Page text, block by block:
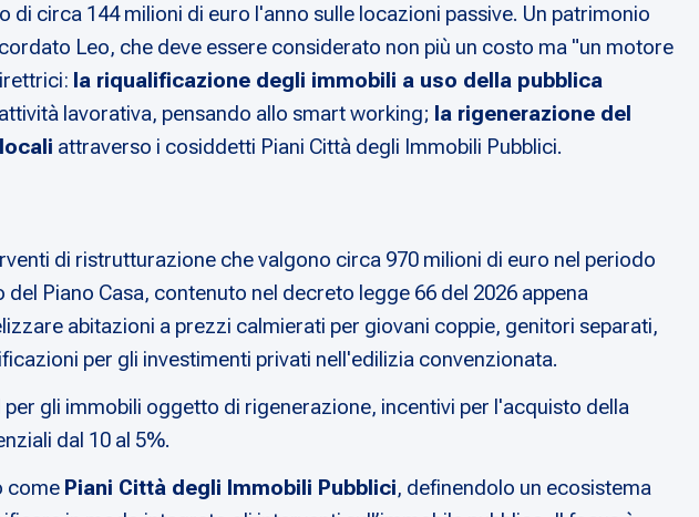
circa 144 milioni di euro l'anno sulle locazioni passive. Un patrimonio
Leo, che deve essere considerato non più un costo ma "un motore
la riqualificazione degli immobili a uso della pubblica
lavorativa, pensando allo smart working; la rigenerazione del
attraverso i cosiddetti Piani Città degli Immobili Pubblici.
di ristrutturazione che valgono circa 970 milioni di euro nel periodo
del Piano Casa, contenuto nel decreto legge 66 del 2026 appena
abitazioni a prezzi calmierati per giovani coppie, genitori separati,
per gli investimenti privati nell'edilizia convenzionata.
gli immobili oggetto di rigenerazione, incentivi per l'acquisto della
dal 10 al 5%.
come Piani Città degli Immobili Pubblici, definendolo un ecosistema